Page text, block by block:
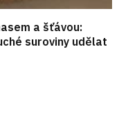
a šťávou:
suroviny udělat